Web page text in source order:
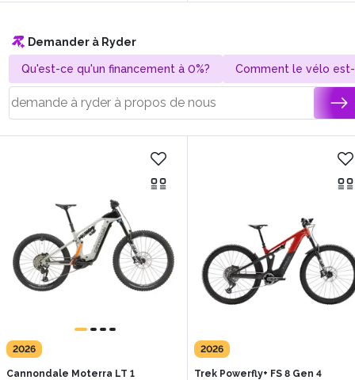
Demander à Ryder
Qu'est-ce qu'un financement à 0%? Comment le vélo
2026
Cannondale Moterra LT 1
2026
Trek Powerfly+ FS 8 Gen 4